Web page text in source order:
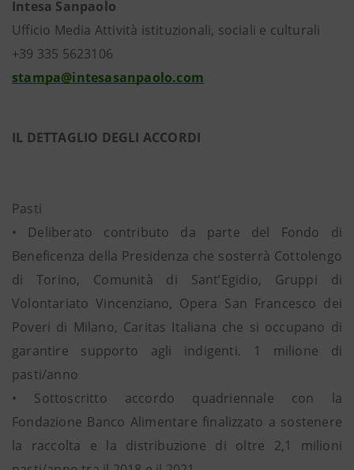
Intesa Sanpaolo
Ufficio Media Attività istituzionali, sociali e culturali
+39 335 5623106
stampa@intesasanpaolo.com
IL DETTAGLIO DEGLI ACCORDI
Pasti
• Deliberato contributo da parte del Fondo di
Beneficenza della Presidenza che sosterrà Cottolengo
di Torino, Comunità di Sant’Egidio, Gruppi di
Volontariato Vincenziano, Opera San Francesco dei
Poveri di Milano, Caritas Italiana che si occupano di
garantire supporto agli indigenti. 1 milione di
pasti/anno
• Sottoscritto accordo quadriennale con la
Fondazione Banco Alimentare finalizzato a sostenere
la raccolta e la distribuzione di oltre 2,1 milioni